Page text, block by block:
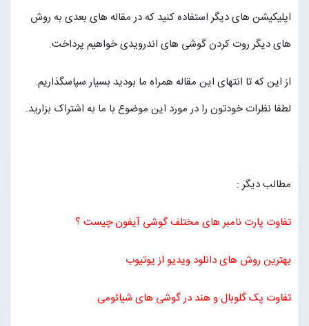
اپلیکیشن های دیگر استفاده کنید که در مقاله های بعدی به روش
های دیگر روت کردن گوشی های اندرویدی خواهیم پرداخت.
از این که تا انتهای این مقاله همراه ما بودید بسیار سپاسگذاریم.
لطفا نظرات خودتون را در مورد این موضوع با ما به اشتراک بزارید.
مطالب دیگر :
تفاوت پارت نامبر های مختلف گوشی آیفون چیست ؟
بهترین روش های دانلود ویدیو از یوتیوب
تفاوت پک گلوبال و هند در گوشی های شیائومی